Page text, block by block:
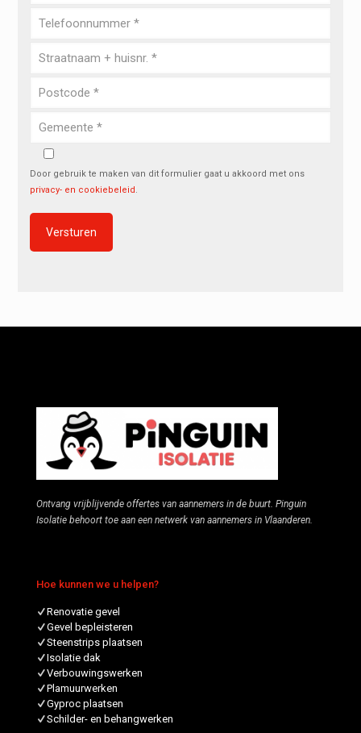
Door gebruik te maken van dit formulier gaat u akkoord met ons
privacy- en cookiebeleid .
Ontvang vrijblijvende offertes van aannemers in de buurt. Pinguin
Isolatie behoort toe aan een netwerk van aannemers in Vlaanderen.
Hoe kunnen we u helpen?
Renovatie gevel
Gevel bepleisteren
Steenstrips plaatsen
Isolatie dak
Verbouwingswerken
Plamuurwerken
Gyproc plaatsen
Schilder- en behangwerken